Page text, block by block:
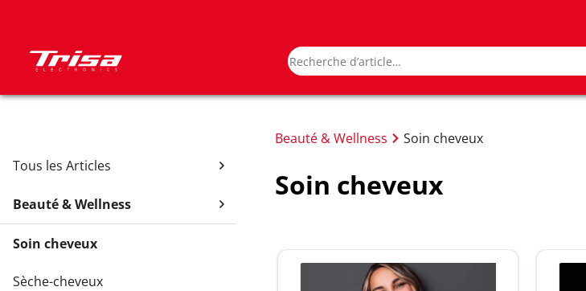
Tous les Articles
Beauté & Wellness
Soin cheveux
Sèche-cheveux
Beauté & Wellness Soin cheveux
Soin cheveux